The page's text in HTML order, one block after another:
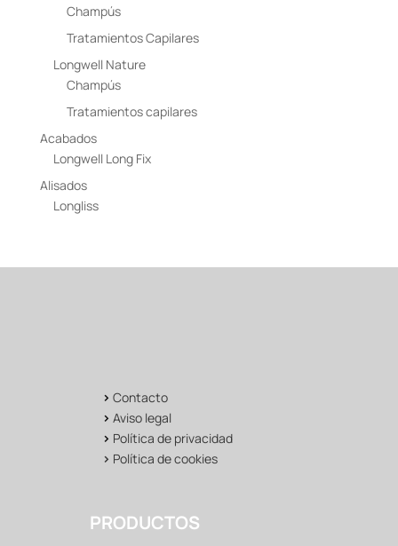
Champús
Tratamientos Capilares
Longwell Nature
Champús
Tratamientos capilares
Acabados
Longwell Long Fix
Alisados
Longliss
> Contacto
> Aviso legal
> Política de privacidad
> Política de cookies
PRODUCTOS